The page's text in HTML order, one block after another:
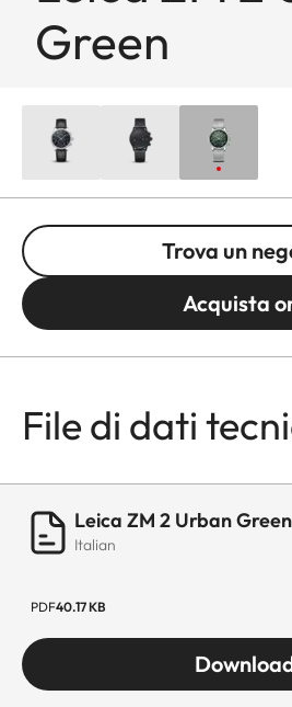
Green
Trova un
Acquista
File di dati
Leica ZM 2 Urban
Italian
PDF40.17 KB